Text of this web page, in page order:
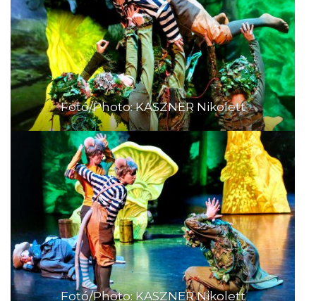
Fotó/Photo: KASZNER Nikolett
Fotó/Photo: KASZNER Nikolett